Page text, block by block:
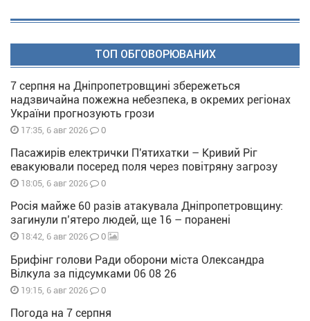
ТОП ОБГОВОРЮВАНИХ
7 серпня на Дніпропетровщині збережеться
надзвичайна пожежна небезпека, в окремих регіонах
України прогнозують грози
17:35, 6 авг 2026 0
Пасажирів електрички П'ятихатки – Кривий Ріг
евакуювали посеред поля через повітряну загрозу
18:05, 6 авг 2026 0
Росія майже 60 разів атакувала Дніпропетровщину:
загинули п’ятеро людей, ще 16 – поранені
18:42, 6 авг 2026 0
Брифінг голови Ради оборони міста Олександра
Вілкула за підсумками 06 08 26
19:15, 6 авг 2026 0
Погода на 7 серпня